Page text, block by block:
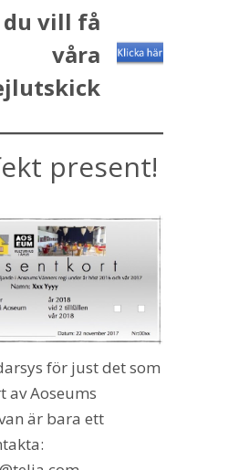
du vill få
våra
present!
för just det som
av Aoseums
är bara ett